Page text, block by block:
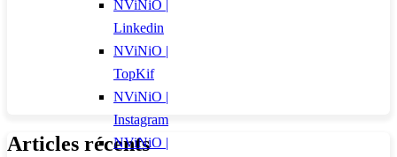
Articles récents
NViNiO |
Linkedin
NViNiO |
TopKif
NViNiO |
Instagram
NViNiO |